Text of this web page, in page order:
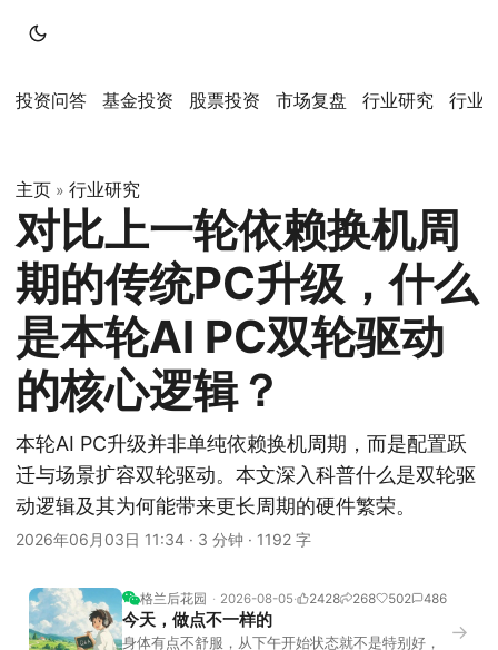
投资问答 基金投资 股票投资 市场复盘 行业研究 行业
主页 » 行业研究
对比上一轮依赖换机周
期的传统PC升级，什么
是本轮AI PC双轮驱动
的核心逻辑？
本轮AI PC升级并非单纯依赖换机周期，而是配置跃
迁与场景扩容双轮驱动。本文深入科普什么是双轮驱
动逻辑及其为何能带来更长周期的硬件繁荣。
2026年06月03日 11:34 · 3 分钟 · 1192 字
格兰后花园 2026-08-05 2428 268 502 486
今天，做点不一样的
身体有点不舒服，从下午开始状态就不是特别好，
→